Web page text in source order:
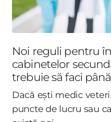
Noi reguli pentru
cabinetelor
trebuie să faci
Dacă ești medic
puncte de lucru sau